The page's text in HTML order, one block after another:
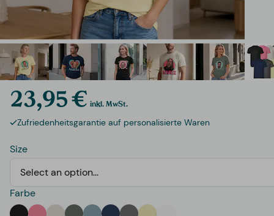
23,95 € inkl. MwSt.
Zufriedenheitsgarantie auf personalisierte Waren
Size
Select an option...
Farbe